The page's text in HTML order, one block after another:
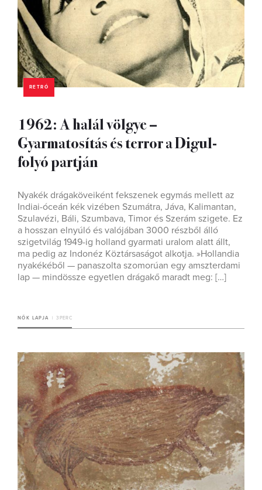
RETRÓ
1962: A halál völgye –
Gyarmatosítás és terror a Digul-
folyó partján
Nyakék drágaköveiként fekszenek egymás mellett az
Indiai-óceán kék vizében Szumátra, Jáva, Kalimantan,
Szulavézi, Báli, Szumbava, Timor és Szerám szigete. Ez
a hosszan elnyúló és valójában 3000 részből álló
szigetvilág 1949-ig holland gyarmati uralom alatt állt,
ma pedig az Indonéz Köztársaságot alkotja. »Hollandia
nyakékéből — panaszolta szomorúan egy amszterdami
lap — mindössze egyetlen drágakő maradt meg: […]
NŐK LAPJA 3 PERC